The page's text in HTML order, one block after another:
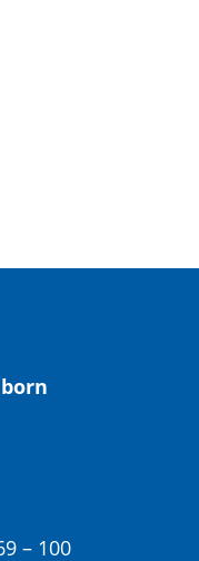
– 100